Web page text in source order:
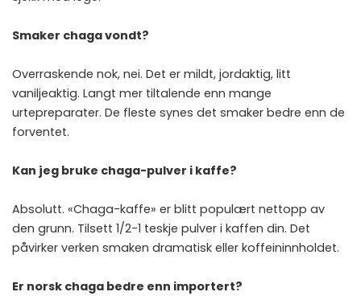
Smaker chaga vondt?
Overraskende nok, nei. Det er mildt, jordaktig, litt
vaniljeaktig. Langt mer tiltalende enn mange
urtepreparater. De fleste synes det smaker bedre enn de
forventet.
Kan jeg bruke chaga-pulver i kaffe?
Absolutt. «Chaga-kaffe» er blitt populært nettopp av
den grunn. Tilsett 1/2-1 teskje pulver i kaffen din. Det
påvirker verken smaken dramatisk eller koffeininnholdet.
Er norsk chaga bedre enn importert?